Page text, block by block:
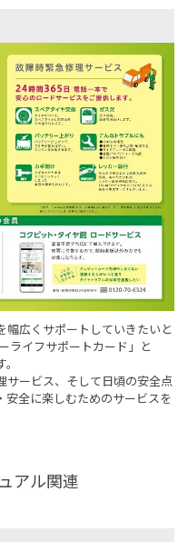
広くサポートしていきたいと
ライフサポートカード」と
サービス、そして日頃の安全点
全に楽しむためのサービスを
アル関連